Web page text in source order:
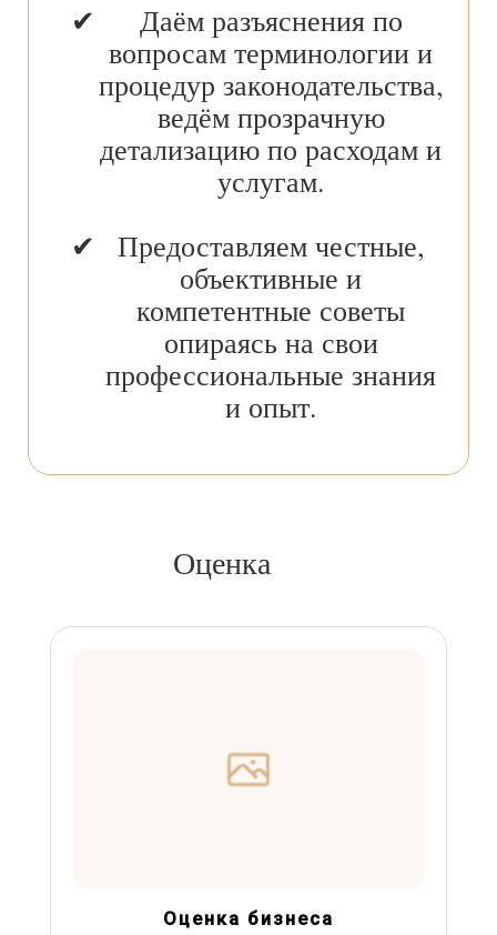
Даём разъяснения по
вопросам терминологии и
процедур законодательства,
ведём прозрачную
детализацию по расходам и
услугам.
Предоставляем честные,
объективные и
компетентные советы
опираясь на свои
профессиональные знания
и опыт.
Оценка
Оценка бизнеса